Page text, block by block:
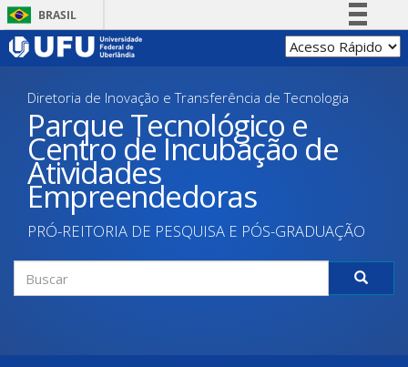
Pular
para
BRASIL
Simplifique!
Participe
Acesso à informação
Legislação
Diretoria de Inovação e Transferência de Tecnologia
Parque Tecnológico e
Centro de Incubação de
Atividades
Empreendedoras
PRÓ-REITORIA DE PESQUISA E PÓS-GRADUAÇÃO
Formulário
de